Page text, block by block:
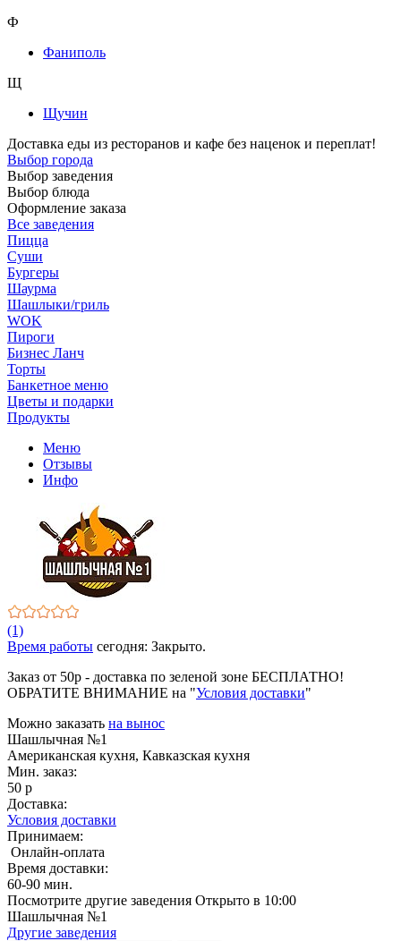
Ф
Фаниполь
Щ
Щучин
Доставка еды из ресторанов и кафе без наценок и переплат!
Выбор города
Выбор заведения
Выбор блюда
Оформление заказа
Все заведения
Пицца
Суши
Бургеры
Шаурма
Шашлыки/гриль
WOK
Пироги
Бизнес Ланч
Торты
Банкетное меню
Цветы и подарки
Продукты
Меню
Отзывы
Инфо
(1)
Время работы сегодня: Закрыто.
Заказ от 50р - доставка по зеленой зоне БЕСПЛАТНО!
ОБРАТИТЕ ВНИМАНИЕ на "Условия доставки"
Можно заказать на вынос
Шашлычная №1
Американская кухня, Кавказская кухня
Мин. заказ:
50 р
Доставка:
Условия доставки
Принимаем:
Онлайн-оплата
Время доставки:
60-90 мин.
Посмотрите другие заведения Открыто в 10:00
Шашлычная №1
Другие заведения